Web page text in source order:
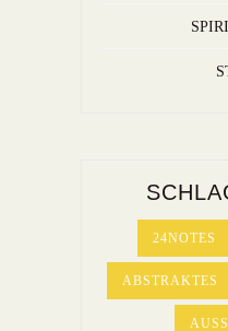
24NOTES
ABSTRAKTES